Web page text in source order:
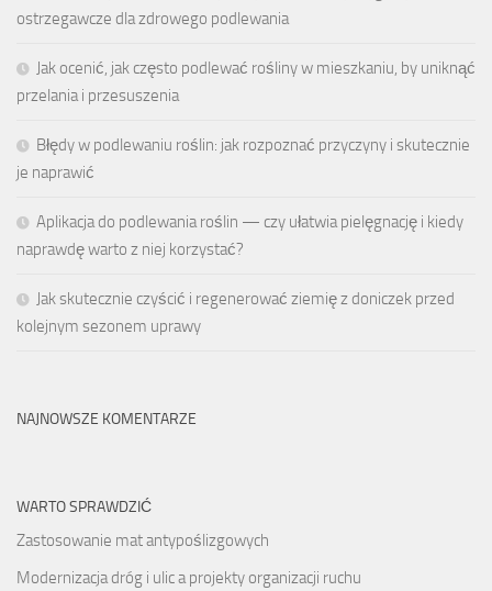
ostrzegawcze dla zdrowego podlewania
Jak ocenić, jak często podlewać rośliny w mieszkaniu, by uniknąć
przelania i przesuszenia
Błędy w podlewaniu roślin: jak rozpoznać przyczyny i skutecznie
je naprawić
Aplikacja do podlewania roślin — czy ułatwia pielęgnację i kiedy
naprawdę warto z niej korzystać?
Jak skutecznie czyścić i regenerować ziemię z doniczek przed
kolejnym sezonem uprawy
NAJNOWSZE KOMENTARZE
WARTO SPRAWDZIĆ
Zastosowanie mat antypoślizgowych
Modernizacja dróg i ulic a projekty organizacji ruchu